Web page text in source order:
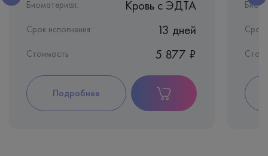
Биоматериал: Кровь c ЭДТА
Срок исполнения: 13 дней
Стоимость 5 877 ₽
Подробнее
Срок